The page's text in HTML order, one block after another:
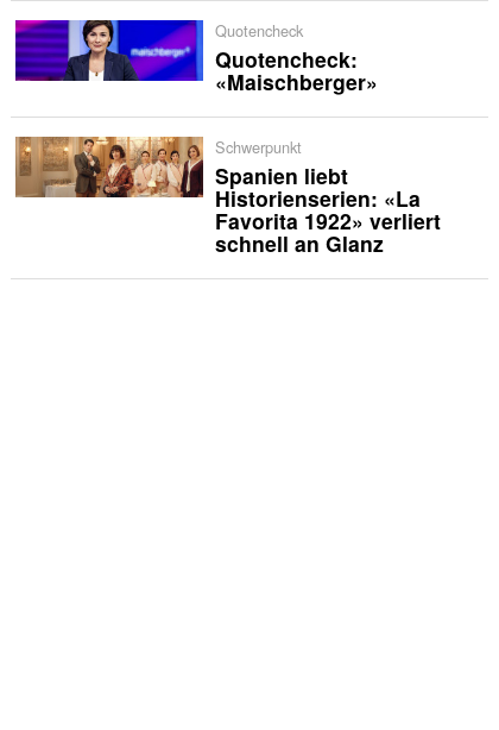
Quotencheck
Quotencheck:
«Maischberger»
Schwerpunkt
Spanien liebt
Historienserien: «La
Favorita 1922» verliert
schnell an Glanz